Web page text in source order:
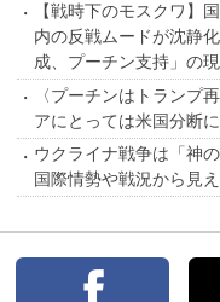
【戦時下のモスクワ】
内の反戦ムードが沈静
成、プーチン支持」の
〈プーチンはトランプ
アにとっては米国分断
ウクライナ戦争は「神
国際情勢や戦況から見